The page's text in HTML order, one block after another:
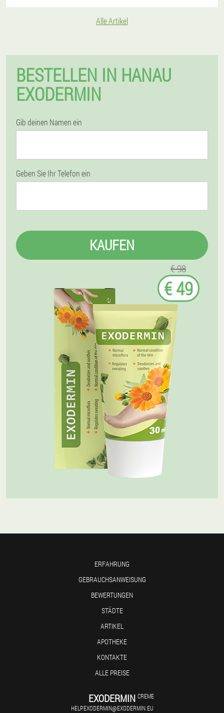
Alle Artikel
BESTELLEN IN HANAU
EXODERMIN
Gib deinen Namen ein
Geben Sie Ihr Telefon ein
KAUFEN
€ 98
€ 49
ERFAHRUNG
GEBRAUCHSANWEISUNG
BEWERTUNGEN
STÄDTE
ARTIKEL
APOTHEKE
KONTAKTE
ALLE PREISE
EXODERMIN CREME
HELP.EXODERMIN@EXODERMIN.EU